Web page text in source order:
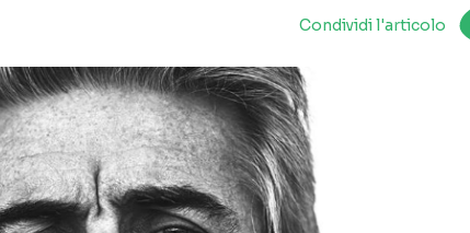
Condividi l'articolo